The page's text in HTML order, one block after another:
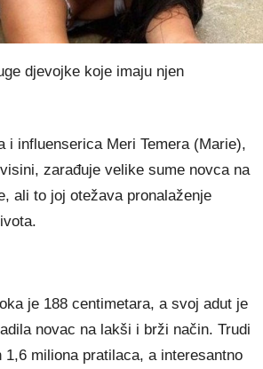
djevojke koje imaju njen
i influenserica Meri Temera (Marie),
zarađuje velike sume novca na
ali to joj otežava pronalaženje
je 188 centimetara, a svoj adut je
novac na lakši i brži način. Trudi
miliona pratilaca, a interesantno